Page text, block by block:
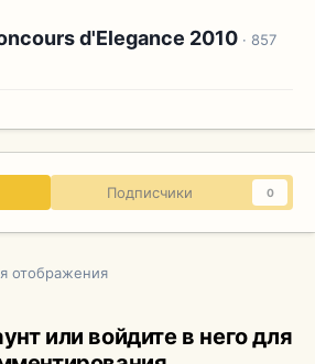
d'Elegance 2010 · 857
Подписчики 0
отображения
или войдите в него для